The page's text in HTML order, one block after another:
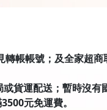
帳帳號；及全家超
貨運配送；暫時沒有
元免運費。